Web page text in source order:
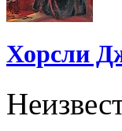
Хорсли